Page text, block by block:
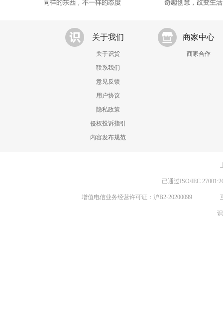
关于我们
关于识货
联系我们
意见反馈
用户协议
隐私政策
侵权投诉指引
内容发布规范
商家中心
商家合作
已通过ISO/IEC
增值电信业务经营许可证：沪B2-20200099